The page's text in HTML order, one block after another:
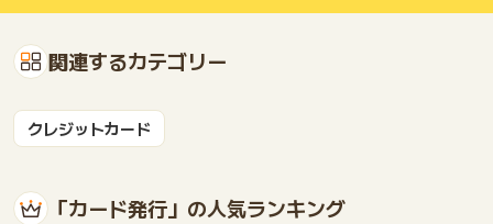
関連するカテゴリー
クレジットカード
「カード発行」の人気ランキング